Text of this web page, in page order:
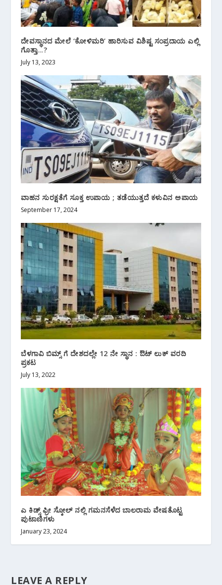
ದೇವಸ್ಥಾನದ ಮೇಲೆ ‘ಕೋಳಿಮರಿ’ ಹಾರಿಸುವ ವಿಶಿಷ್ಟ ಸಂಪ್ರದಾಯ ಎಲ್ಲಿ
ಗೊತ್ತಾ…?
July 13, 2023
ವಾಹನ ಸುರಕ್ಷತೆಗೆ ಸೂಕ್ತ ಉಪಾಯ ; ತಡೆಯುತ್ತದೆ ಕಳುವಿನ ಅಪಾಯ
September 17, 2024
ಬೆಳಗಾವಿ ಬಿಮ್ಸ್ ಗೆ ದೇಶದಲ್ಲೇ 12 ನೇ ಸ್ಥಾನ : ಔಟ್ ಲುಕ್ ವರದಿ
ಪ್ರಕಟ
July 13, 2022
ಎ ಕಿಡ್ಸ್ ಫ್ರೀ ಸ್ಕೋಲ್ ನಲ್ಲಿ ಗಮನಸೆಳೆದ ಬಾಲರಾಮ ವೇಷತೊಟ್ಟ
ಪುಟಾಣಿಗಳು
January 23, 2024
LEAVE A REPLY